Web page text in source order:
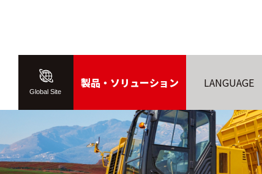
製品・ソリューション LANGUAGE